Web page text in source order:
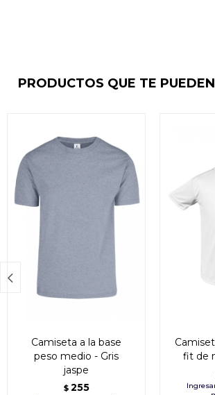
PRODUCTOS QUE TE
Camiseta a la base
peso medio - Gris
jaspe
$ 255
fit de
